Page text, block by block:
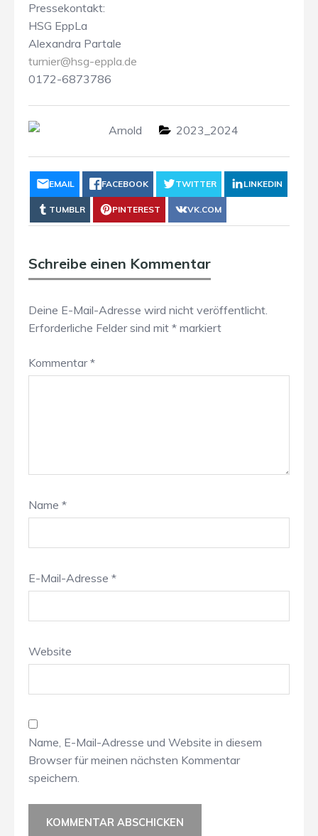
Pressekontakt:
HSG EppLa
Alexandra Partale
turnier@hsg-eppla.de
0172-6873786
Arnold 2023_2024
EMAIL FACEBOOK TWITTER LINKEDIN
TUMBLR PINTEREST VK.COM
Schreibe einen Kommentar
Deine E-Mail-Adresse wird nicht veröffentlicht.
Erforderliche Felder sind mit * markiert
Kommentar*
Name *
E-Mail-Adresse *
Website
Name, E-Mail-Adresse und Website in diesem
Browser für meinen nächsten Kommentar
speichern.